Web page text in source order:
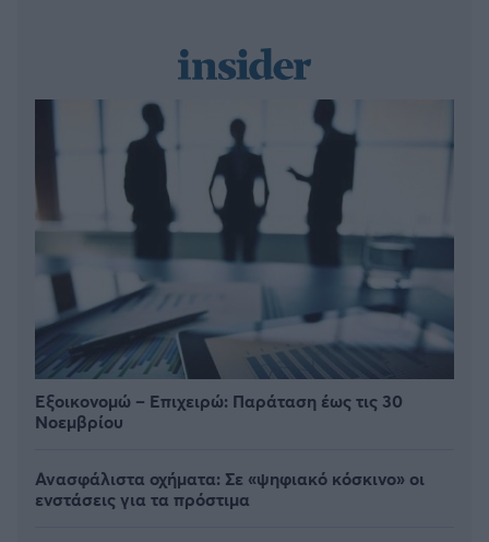
Εξοικονομώ – Επιχειρώ: Παράταση έως τις 30
Νοεμβρίου
Ανασφάλιστα οχήματα: Σε «ψηφιακό κόσκινο» οι
ενστάσεις για τα πρόστιμα